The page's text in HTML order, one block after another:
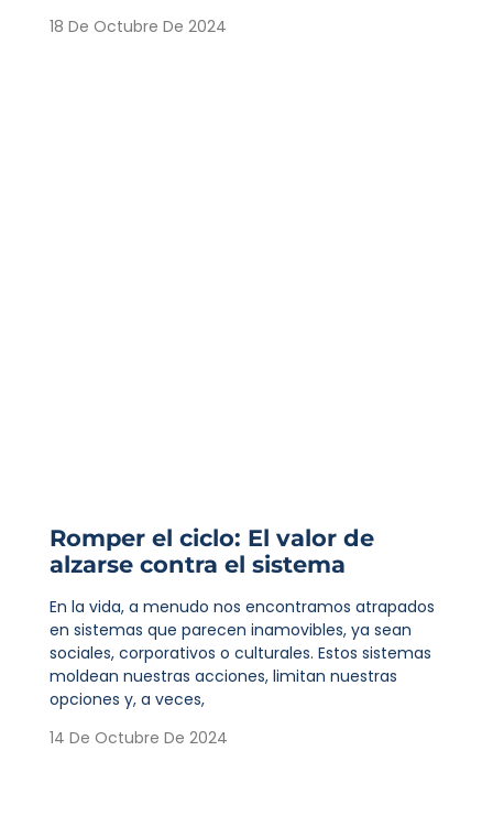
18 De Octubre De 2024
Romper el ciclo: El valor de
alzarse contra el sistema
En la vida, a menudo nos encontramos atrapados
en sistemas que parecen inamovibles, ya sean
sociales, corporativos o culturales. Estos sistemas
moldean nuestras acciones, limitan nuestras
opciones y, a veces,
14 De Octubre De 2024